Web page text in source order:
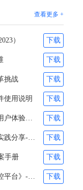
查看更多 +
） 下载
下载
挑战 下载
使用说明 下载
【PPT】云原生时代全链路观测体系及用户体验优化体系的构建-刘阎&林超凡 下载
【PPT】告警生命周期管理及企业落地实践分享-张之得&吴维柯 下载
手册 下载
【PPT】《如何构建基于数据的统一监控平台》-苏文 下载